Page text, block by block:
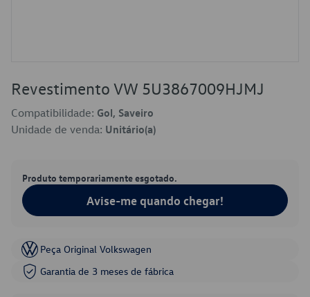
Revestimento VW 5U3867009HJMJ
Compatibilidade: Gol, Saveiro
Unidade de venda: Unitário(a)
Produto temporariamente esgotado.
Avise-me quando chegar!
Peça Original Volkswagen
Garantia de 3 meses de fábrica